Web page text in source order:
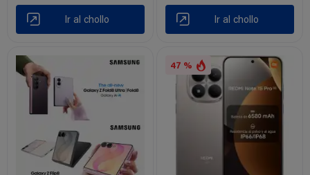
Ir al chollo Ir al chollo
47 %